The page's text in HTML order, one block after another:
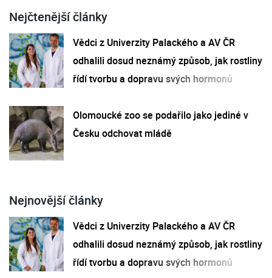
Nejčtenější články
Vědci z Univerzity Palackého a AV ČR
odhalili dosud neznámý způsob, jak rostliny
řídí tvorbu a dopravu svých hormonů
Olomoucké zoo se podařilo jako jediné v
Česku odchovat mládě
Nejnovější články
Vědci z Univerzity Palackého a AV ČR
odhalili dosud neznámý způsob, jak rostliny
řídí tvorbu a dopravu svých hormonů